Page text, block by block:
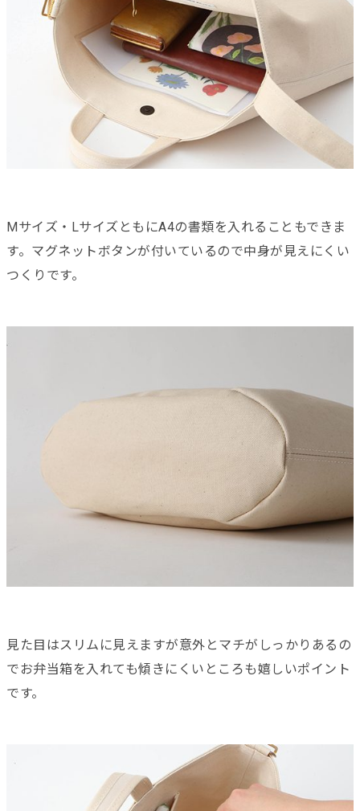
Mサイズ・LサイズともにA4の書類を入れることもできま
す。マグネットボタンが付いているので中身が見えにくい
つくりです。
見た目はスリムに見えますが意外とマチがしっかりあるの
でお弁当箱を入れても傾きにくいところも嬉しいポイント
です。